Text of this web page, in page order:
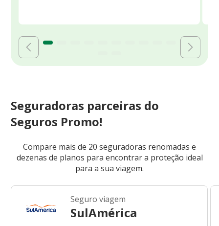
Seguradoras parceiras do
Seguros Promo!
Compare mais de 20 seguradoras renomadas e
dezenas de planos para encontrar a proteção ideal
para a sua viagem.
Seguro viagem
SulAmérica